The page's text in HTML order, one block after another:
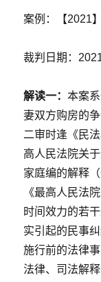
案例：【2021
裁判日期：
解读一：本案
妻双方购房的
二审时逢《民
高人民法院关
家庭编的解释
《最高人民法
时间效力的若
实引起的民事
施行前的法律
法律、司法解